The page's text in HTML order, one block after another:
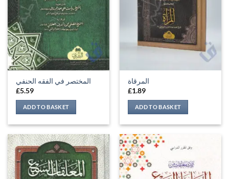
المختصر في الفقه الحنفي
£5.59
ADD TO BASKET
المرقاة
£1.89
ADD TO BASKET